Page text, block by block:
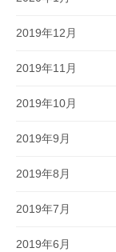
2019年12月
2019年11月
2019年10月
2019年9月
2019年8月
2019年7月
2019年6月